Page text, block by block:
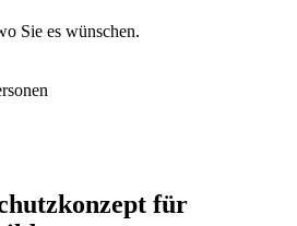
Sie es wünschen.
für